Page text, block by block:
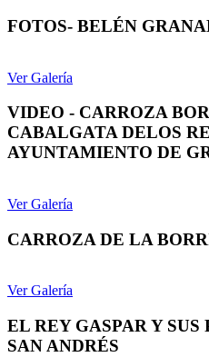
FOTOS- BELÉN
Ver Galería
VIDEO - CARROZA
CABALGATA DELOS
AYUNTAMIENTO DE
Ver Galería
CARROZA DE LA
Ver Galería
EL REY GASPAR Y
SAN ANDRÉS